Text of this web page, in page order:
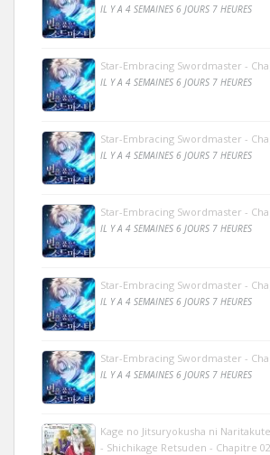
IL Y A 4 SEMAINES 6 JOURS 7 HEURES
Star-Embracing Swordmaster -
IL Y A 4 SEMAINES 6 JOURS 7 HEURES
Star-Embracing Swordmaster -
IL Y A 4 SEMAINES 6 JOURS 7 HEURES
Star-Embracing Swordmaster -
IL Y A 4 SEMAINES 6 JOURS 7 HEURES
Star-Embracing Swordmaster -
IL Y A 4 SEMAINES 6 JOURS 7 HEURES
Star-Embracing Swordmaster -
IL Y A 4 SEMAINES 6 JOURS 7 HEURES
Kage no Jitsuryokusha ni
- Shichikage Retsuden - Chapitre